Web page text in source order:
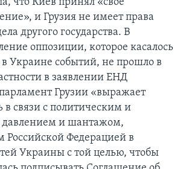
что Киев принял «свое
и Грузия не имеет права
другого государства. В
оппозиции, которое касалось
Украине событий, не прошло в
в заявлении ЕНД
Грузии «выражает
в связи с политическим и
и шантажом,
Российской Федерацией в
Украины с той целью, чтобы